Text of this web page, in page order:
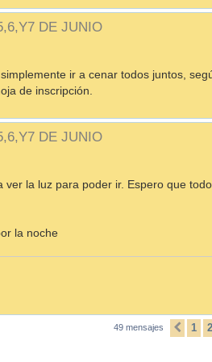
DE JUNIO
ir a cenar todos juntos,
de inscripción.
DE JUNIO
la luz para poder ir. Espero que
la noche
49 mensajes 1 2